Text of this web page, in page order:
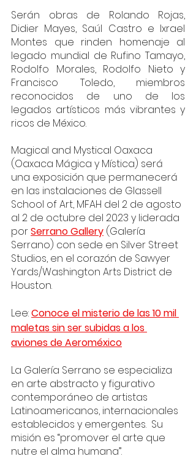
Serán obras de Rolando Rojas,
Didier Mayes, Saúl Castro e Ixrael
Montes que rinden homenaje al
legado mundial de Rufino Tamayo,
Rodolfo Morales, Rodolfo Nieto y
Francisco Toledo, miembros
reconocidos de uno de los
legados artísticos más vibrantes y
ricos de México.
Magical and Mystical Oaxaca
(Oaxaca Mágica y Mística) será
una exposición que permanecerá
en las instalaciones de Glassell
School of Art, MFAH del 2 de agosto
al 2 de octubre del 2023 y liderada
por Serrano Gallery (Galería
Serrano) con sede en Silver Street
Studios, en el corazón de Sawyer
Yards/Washington Arts District de
Houston.
Lee: Conoce el misterio de las 10 mil
maletas sin ser subidas a los
aviones de Aeroméxico
La Galería Serrano se especializa
en arte abstracto y figurativo
contemporáneo de artistas
Latinoamericanos, internacionales
establecidos y emergentes.  Su
misión es “promover el arte que
nutre el alma humana”.